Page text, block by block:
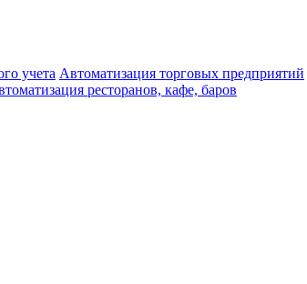
учета Автоматизация торговых предприятий
ресторанов, кафе, баров